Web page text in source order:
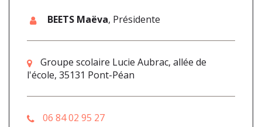
BEETS Maëva, Présidente
Groupe scolaire Lucie Aubrac, allée de
l'école, 35131 Pont-Péan
06 84 02 95 27